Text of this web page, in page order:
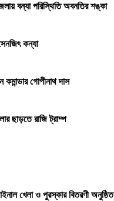
বন্যা পরিস্থিতি অবনতির শঙ্কা
কন্যা
কমান্ডার গোপীনাথ দাস
ছাড়তে রাজি ট্রাম্প
খেলা ও পুরস্কার বিতরণী অনুষ্ঠিত